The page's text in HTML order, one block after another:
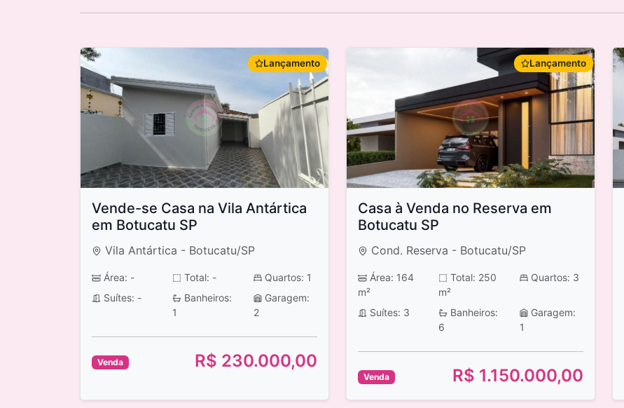
Lançamento
Vende-se Casa na Vila Antártica
em Botucatu SP
Vila Antártica - Botucatu/SP
Área: - Total: -
Quartos: 1
Suítes: -
Banheiros:
1
Garagem:
2
Venda R$ 230.000,00
Lançamento
Casa à Venda no Reserva em
Botucatu SP
Cond. Reserva - Botucatu/SP
Área: 164
m²
Total: 250
m²
Quartos: 3
Suítes: 3
Banheiros:
6
Garagem:
1
Venda R$ 1.150.000,00